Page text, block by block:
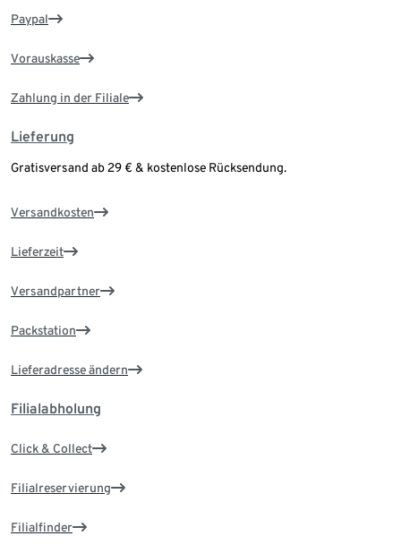
Paypal
Vorauskasse
Zahlung in der Filiale
Lieferung
Gratisversand ab 29 € & kostenlose Rücksendung.
Versandkosten
Lieferzeit
Versandpartner
Packstation
Lieferadresse ändern
Filialabholung
Click & Collect
Filialreservierung
Filialfinder